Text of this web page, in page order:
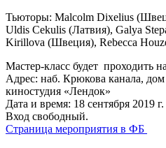
Тьюторы: Malcolm Dixelius
Uldis Cekulis (Латвия), Galya
Kirillova (Швеция), Rebecca
Мастер-класс будет проходить
Адрес: наб. Крюкова канала,
киностудия «Лендок»
Дата и время: 18 сентября 2019
Вход свободный.
Страница мероприятия в ФБ